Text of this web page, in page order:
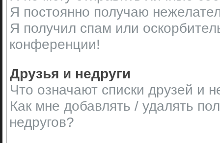
Я постоянно получаю
Я получил спам или
конференции!
Друзья и недруги
Что означают списки друзей и
Как мне добавлять / удалять
недругов?